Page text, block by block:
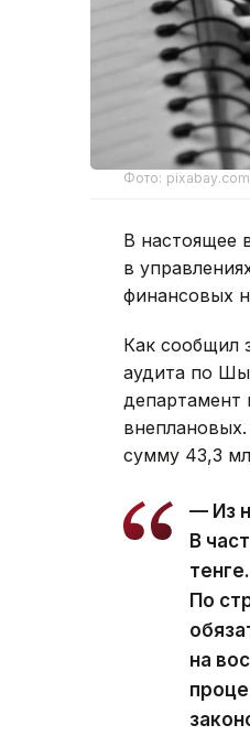
Фото: pixabay.com
В настоящее
в
финансовых
Как сообщил
аудита по
департамент
сумму 43,3
— Из
В
По
на